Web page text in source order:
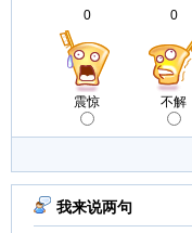
0
震惊
0
不解